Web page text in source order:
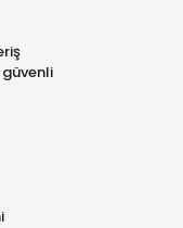
güvenli